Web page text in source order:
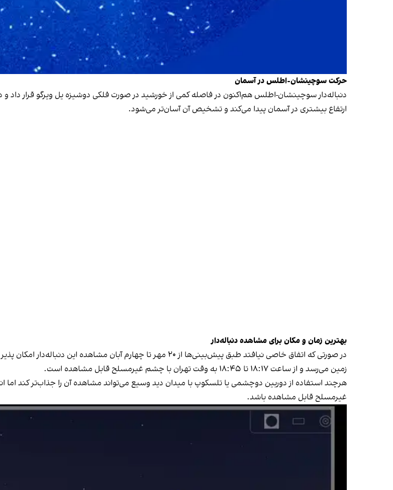
حرکت سوچینشان-اطلس در آسمان
دنباله‌دار سوچینشان-اطلس هم‌اکنون در فاصله کمی از خورشید در صورت فلکی دوشیزه یل ویرگو قرار داد و
ارتفاع بیشتری در آسمان پیدا می‌کند و تشخیص آن آسان‌تر می‌شود.
بهترین زمان و مکان برای مشاهده دنباله‌دار
زمین می‌رسد و از ساعت ۱۸:۱۷ تا ۱۸:۴۵ به وقت تهران با چشم غیرمسلح قابل مشاهده است.
هرچند استفاده از دوربین دوچشمی یا تلسکوپ با میدان دید وسیع می‌تواند مشاهده آن را جذاب‌تر کند اما
غیرمسلح قابل مشاهده باشد.